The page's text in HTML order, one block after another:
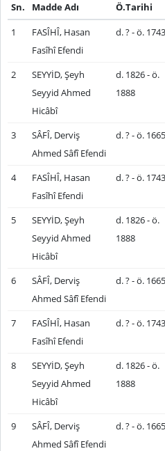
Sn. Madde Adı
Ö.Tarihi
1
FASÎHÎ, Hasan
Fasîhî Efendi
d. ? - ö. 1743
2
SEYYİD, Şeyh
Seyyid Ahmed
Hicâbî
d. 1826 - ö.
1888
3
SÂFÎ, Derviş
Ahmed Sâfî Efendi
d. ? - ö. 1665
4
FASÎHÎ, Hasan
Fasîhî Efendi
d. ? - ö. 1743
5
SEYYİD, Şeyh
Seyyid Ahmed
Hicâbî
d. 1826 - ö.
1888
6
SÂFÎ, Derviş
Ahmed Sâfî Efendi
d. ? - ö. 1665
7
FASÎHÎ, Hasan
Fasîhî Efendi
d. ? - ö. 1743
8
SEYYİD, Şeyh
Seyyid Ahmed
Hicâbî
d. 1826 - ö.
1888
9
SÂFÎ, Derviş
Ahmed Sâfî Efendi
d. ? - ö. 1665